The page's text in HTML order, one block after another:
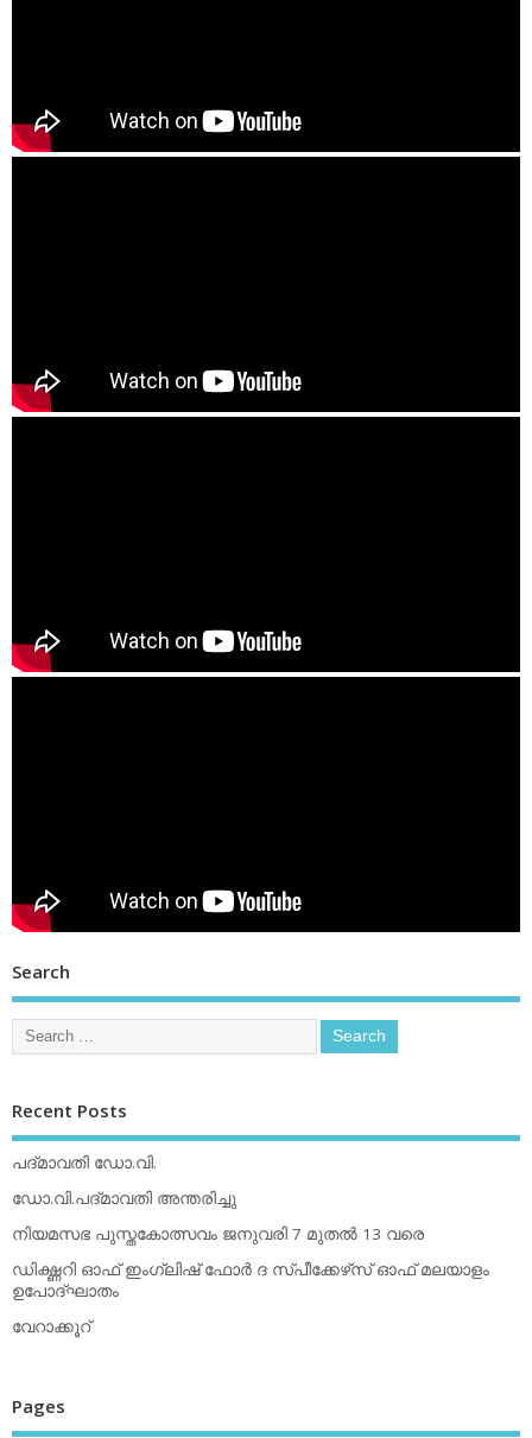
Search
Recent Posts
പദ്മാവതി ഡോ.വി.
ഡോ.വി.പദ്മാവതി അന്തരിച്ചു
നിയമസഭ പുസ്തകോത്സവം ജനുവരി 7 മുതല്‍ 13 വരെ
ഡിക്ഷ്ണറി ഓഫ് ഇംഗ്ലിഷ് ഫോര്‍ ദ സ്പീക്കേഴ്‌സ് ഓഫ് മലയാളം
ഉപോദ്ഘാതം
വേറാക്കൂറ്
Pages